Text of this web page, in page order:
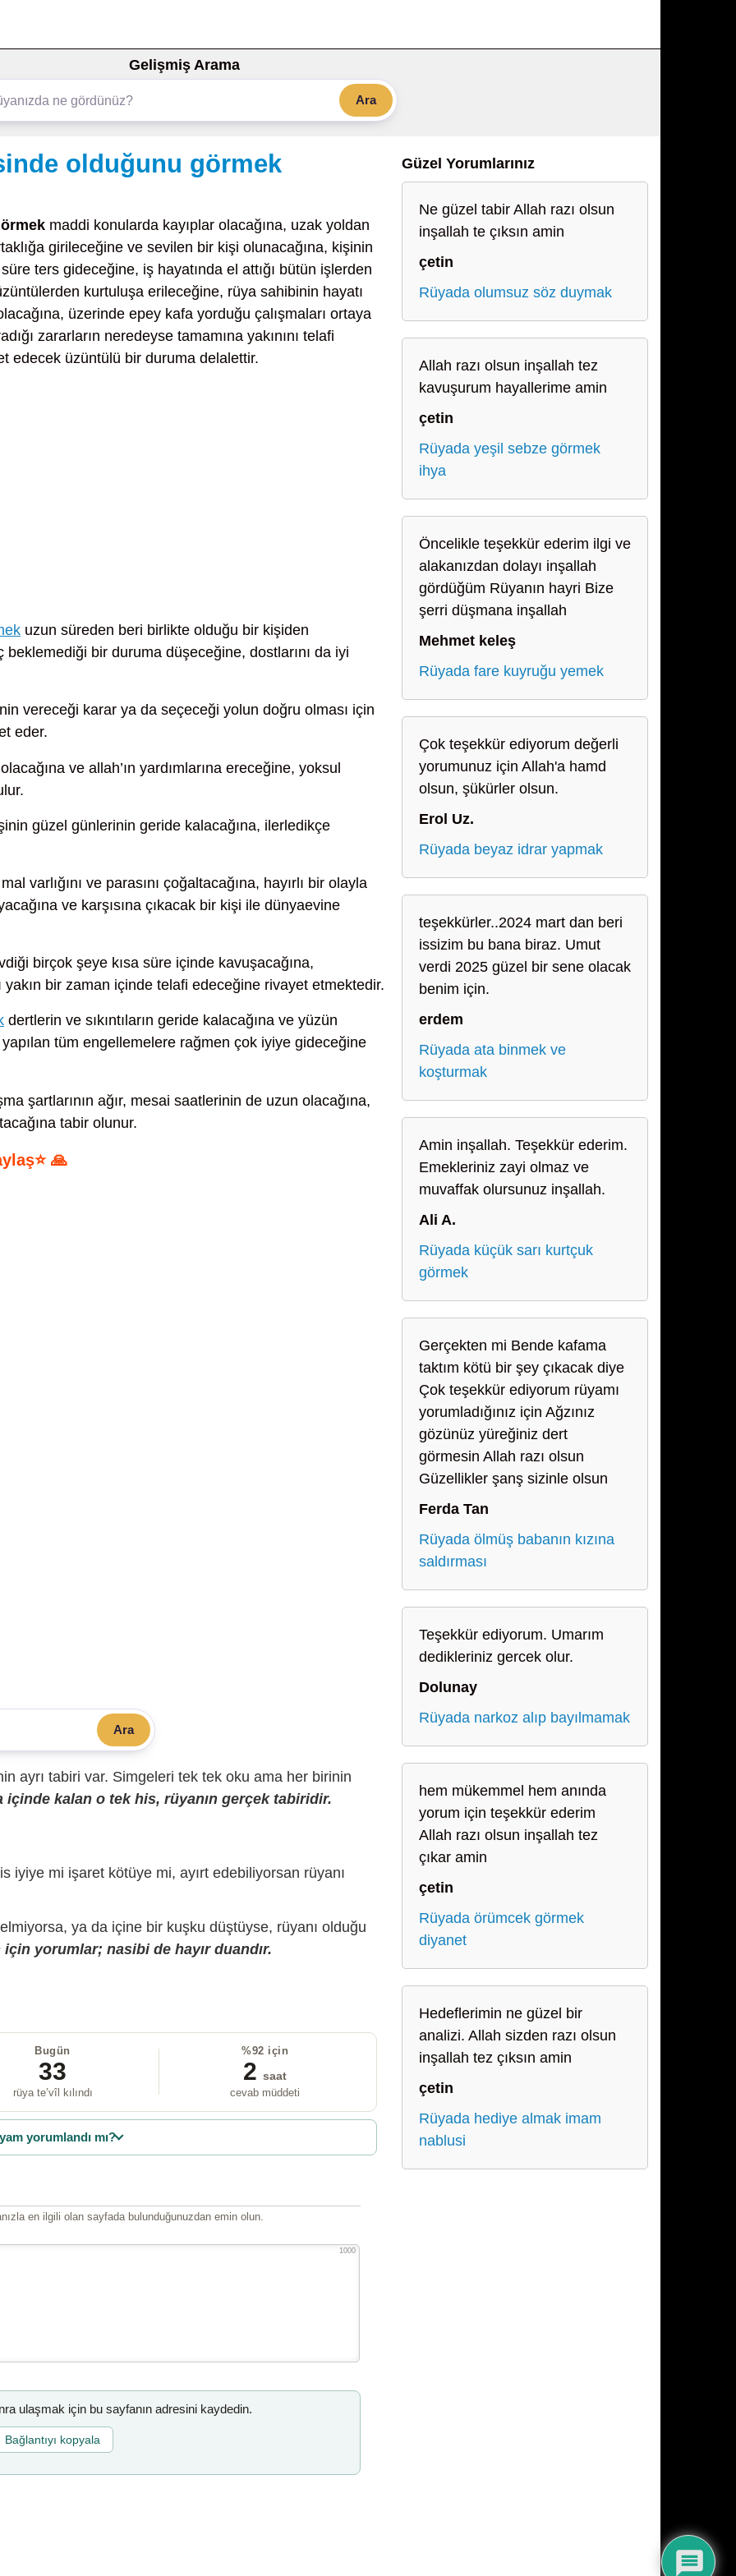
Gelişmiş Arama
Ara
olduğunu görmek
maddi konularda kayıplar olacağına, uzak yoldan
girileceğine ve sevilen bir kişi olunacağına, kişinin
ters gideceğine, iş hayatında el attığı bütün işlerden
üzüntülerden kurtuluşa erileceğine, rüya sahibinin hayatı
üzerinde epey kafa yorduğu çalışmaları ortaya
zararların neredeyse tamamına yakınını telafi
edecek üzüntülü bir duruma delalettir.
uzun süreden beri birlikte olduğu bir kişiden
bir duruma düşeceğine, dostlarını da iyi
vereceği karar ya da seçeceği yolun doğru olması için
eder.
olacağına ve allah’ın yardımlarına ereceğine, yoksul
güzel günlerinin geride kalacağına, ilerledikçe
mal varlığını ve parasını çoğaltacağına, hayırlı bir olayla
ve karşısına çıkacak bir kişi ile dünyaevine
birçok şeye kısa süre içinde kavuşacağına,
yakın bir zaman içinde telafi edeceğine rivayet etmektedir.
dertlerin ve sıkıntıların geride kalacağına ve yüzün
tüm engellemelere rağmen çok iyiye gideceğine
şartlarının ağır, mesai saatlerinin de uzun olacağına,
tabir olunur.
🙏
Ara
ayrı tabiri var. Simgeleri tek tek oku ama her birinin
içinde kalan o tek his, rüyanın gerçek tabiridir.
iyiye mi işaret kötüye mi, ayırt edebiliyorsan rüyanı
ya da içine bir kuşku düştüyse, rüyanı olduğu
yorumlar; nasibi de hayır duandır.
Bugün
33
rüya te’vîl kılındı
%92 için
2 saat
cevab müddeti
yorumlandı mı?
en ilgili olan sayfada bulunduğunuzdan emin olun.
1000
ulaşmak için bu sayfanın adresini kaydedin.
Bağlantıyı kopyala
Güzel Yorumlarınız
Ne güzel tabir Allah razı olsun
inşallah te çıksın amin
çetin
Rüyada olumsuz söz duymak
Allah razı olsun inşallah tez
kavuşurum hayallerime amin
çetin
Rüyada yeşil sebze görmek
ihya
Öncelikle teşekkür ederim ilgi ve
alakanızdan dolayı inşallah
gördüğüm Rüyanın hayri Bize
şerri düşmana inşallah
Mehmet keleş
Rüyada fare kuyruğu yemek
Çok teşekkür ediyorum değerli
yorumunuz için Allah'a hamd
olsun, şükürler olsun.
Erol Uz.
Rüyada beyaz idrar yapmak
teşekkürler..2024 mart dan beri
issizim bu bana biraz. Umut
verdi 2025 güzel bir sene olacak
benim için.
erdem
Rüyada ata binmek ve
koşturmak
Amin inşallah. Teşekkür ederim.
Emekleriniz zayi olmaz ve
muvaffak olursunuz inşallah.
Ali A.
Rüyada küçük sarı kurtçuk
görmek
Gerçekten mi Bende kafama
taktım kötü bir şey çıkacak diye
Çok teşekkür ediyorum rüyamı
yorumladığınız için Ağzınız
gözünüz yüreğiniz dert
görmesin Allah razı olsun
Güzellikler şanş sizinle olsun
Ferda Tan
Rüyada ölmüş babanın kızına
saldırması
Teşekkür ediyorum. Umarım
dedikleriniz gercek olur.
Dolunay
Rüyada narkoz alıp bayılmamak
hem mükemmel hem anında
yorum için teşekkür ederim
Allah razı olsun inşallah tez
çıkar amin
çetin
Rüyada örümcek görmek
diyanet
Hedeflerimin ne güzel bir
analizi. Allah sizden razı olsun
inşallah tez çıksın amin
çetin
Rüyada hediye almak imam
nablusi